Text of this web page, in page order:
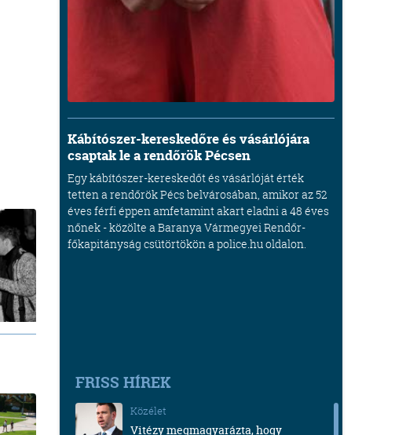
Kábítószer-kereskedőre és vásárlójára
csaptak le a rendőrök Pécsen
Egy kábítószer-kereskedőt és vásárlóját érték
tetten a rendőrök Pécs belvárosában, amikor az 52
éves férfi éppen amfetamint akart eladni a 48 éves
nőnek - közölte a Baranya Vármegyei Rendőr-
főkapitányság csütörtökön a police.hu oldalon.
FRISS HÍREK
Közélet
Vitézy megmagyarázta, hogy